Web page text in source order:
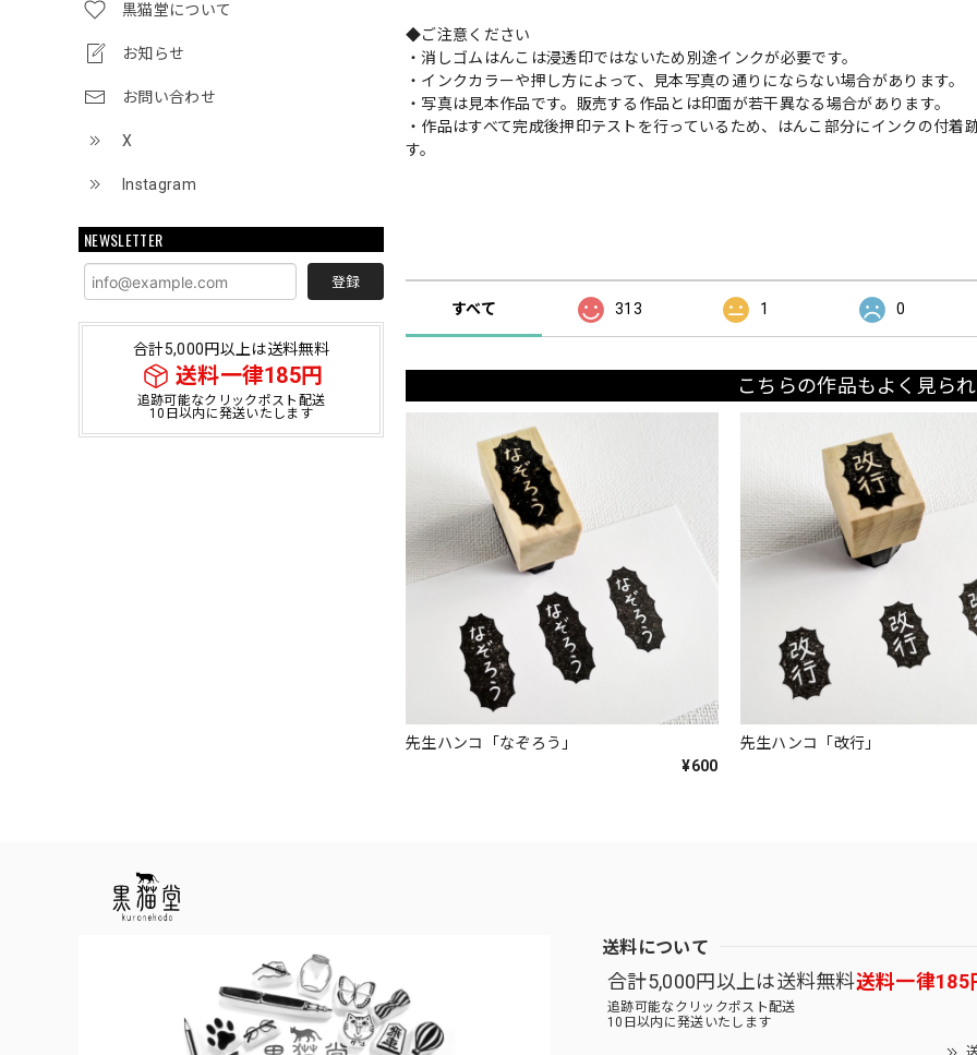
黒猫堂について
お知らせ
お問い合わせ
X
Instagram
NEWSLETTER
登録
合計5,000円以上は送料無料
送料一律185円
追跡可能なクリックポスト配送
10日以内に発送いたします
◆ご注意ください
・消しゴムはんこは浸透印ではないため別途インクが必要です。
・インクカラーや押し方によって、見本写真の通りにならない場合があります。
・写真は見本作品です。販売する作品とは印面が若干異なる場合があります。
・作品はすべて完成後押印テストを行っているため、はんこ部分にインクの付
す。
すべて 313 1 0
こちらの作品もよく見ら
先生ハンコ「なぞろう」
¥600
先生ハンコ「改行」
送料について
合計5,000円以上は送料無料送料一律185
追跡可能なクリックポスト配送
10日以内に発送いたします